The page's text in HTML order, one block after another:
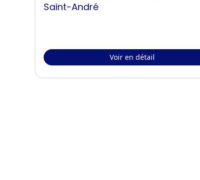
Saint-André
Voir en détail